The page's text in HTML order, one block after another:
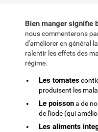
Bien manger signifie
nous commenterons
d'améliorer en général la
ralentir les effets des
régime.
Les tomates
produisent les
Le poissona de
de l'iode (qui
Les aliments